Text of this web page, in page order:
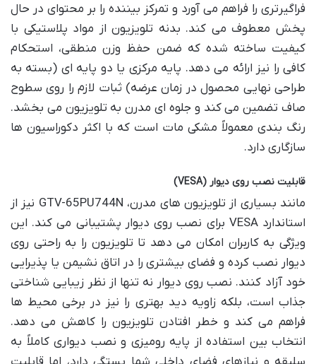
فراگیرتری را فراهم می آورد و تمرکز بیننده را بر محتوای در حال
پخش معطوف می کند. بدنه تلویزیون از مواد پلاستیکی با
کیفیت ساخته شده که ضمن حفظ وزن منطقی، استحکام
کافی را نیز ارائه می دهد. پایه مرکزی یا دو پایه ای (بسته به
طراحی نهایی محصول در زمان عرضه) ثبات لازم را روی سطوح
صاف تضمین می کند و جلوه ای مدرن به تلویزیون می بخشد.
رنگ بندی معمولاً مشکی مات است که با اکثر دکوراسیون ها
سازگاری دارد.
قابلیت نصب روی دیوار (VESA)
مانند بسیاری از تلویزیون های مدرن، GTV-65PU744N نیز از
استاندارد VESA برای نصب روی دیوار پشتیبانی می کند. این
ویژگی به کاربران امکان می دهد تا تلویزیون را به راحتی روی
دیوار نصب کرده و فضای بیشتری را در اتاق نشیمن یا پذیرایی
خود آزاد کنند. نصب روی دیوار نه تنها از نظر زیبایی شناختی
جذاب است، بلکه زاویه دید بهتری را نیز در برخی محیط ها
فراهم می کند و خطر افتادن تلویزیون را کاهش می دهد.
انتخاب بین استفاده از پایه رومیزی و نصب دیواری کاملاً به